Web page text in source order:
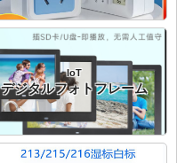
IoT
デジタルフォトフレーム